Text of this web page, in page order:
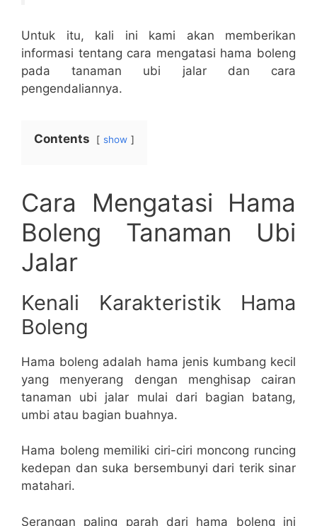
Untuk itu, kali ini kami akan memberikan
informasi tentang cara mengatasi hama boleng
pada tanaman ubi jalar dan cara
pengendaliannya.
Contents show
Cara Mengatasi Hama
Boleng Tanaman Ubi
Jalar
Kenali Karakteristik Hama
Boleng
Hama boleng adalah hama jenis kumbang kecil
yang menyerang dengan menghisap cairan
tanaman ubi jalar mulai dari bagian batang,
umbi atau bagian buahnya.
Hama boleng memiliki ciri-ciri moncong runcing
kedepan dan suka bersembunyi dari terik sinar
matahari.
Serangan paling parah dari hama boleng ini